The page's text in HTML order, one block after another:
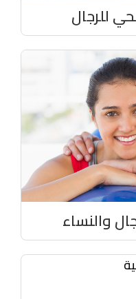
للرجال
والنساء